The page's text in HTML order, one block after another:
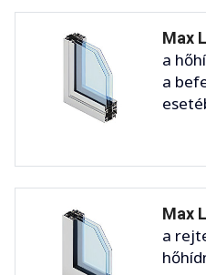
Max
a
a
Max
a